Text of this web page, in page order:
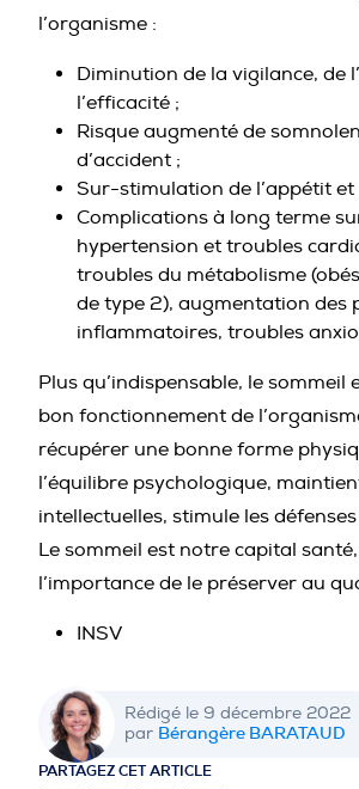
l’organisme :
Diminution de la vigilance, de
l’efficacité ;
Risque augmenté de
d’accident ;
Sur-stimulation de l’appétit et
Complications à long terme
hypertension et troubles
troubles du métabolisme
de type 2), augmentation des
inflammatoires, troubles
Plus qu’indispensable, le sommeil
bon fonctionnement de
récupérer une bonne forme
l’équilibre psychologique,
intellectuelles, stimule les
Le sommeil est notre capital santé,
l’importance de le préserver au
INSV
Rédigé le 9 décembre 2022
par Bérangère BARATAUD
PARTAGEZ CET ARTICLE